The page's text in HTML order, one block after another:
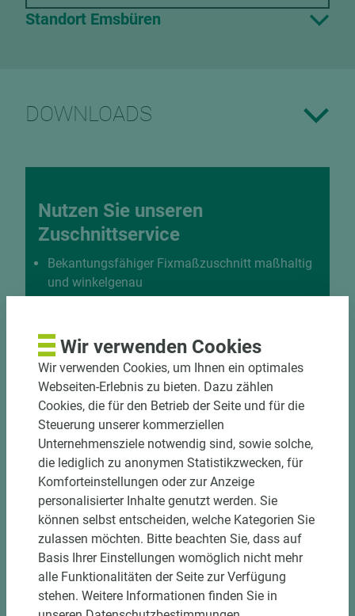
Standort Emsbüren
DOWNLOADS
Nutzen Sie unseren
Zuschnittservice
Bekantungsfähiger Fixmaßzuschnitt maßhaltig
und winkelgenau
Hohe und präzise Leistung durch
Einzelteiletikettierung auf Wunsch möglich
Materialschonende und kundengerechte
Verpackung der Fixmaße
Jetzt Zuschnitt anfragen
Wir verwenden Cookies
Wir verwenden Cookies, um Ihnen ein optimales
Webseiten-Erlebnis zu bieten. Dazu zählen
Cookies, die für den Betrieb der Seite und für die
Steuerung unserer kommerziellen
Unternehmensziele notwendig sind, sowie solche,
die lediglich zu anonymen Statistikzwecken, für
Komforteinstellungen oder zur Anzeige
personalisierter Inhalte genutzt werden. Sie
können selbst entscheiden, welche Kategorien Sie
zulassen möchten. Bitte beachten Sie, dass auf
Basis Ihrer Einstellungen womöglich nicht mehr
alle Funktionalitäten der Seite zur Verfügung
stehen. Weitere Informationen finden Sie in